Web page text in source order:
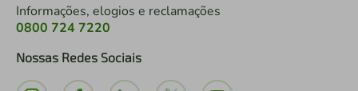
Informações, elogios e reclamações
0800 724 7220
Nossas Redes Sociais